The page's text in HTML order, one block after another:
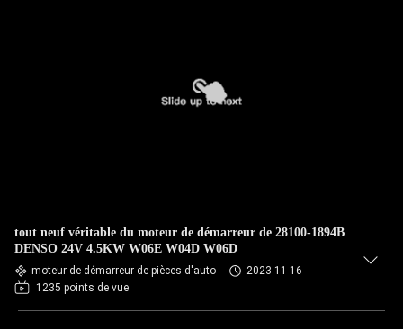
tout neuf véritable du moteur de démarreur de 28100-1894B
DENSO 24V 4.5KW W06E W04D W06D
moteur de démarreur de pièces d'auto
2023-11-16
1235 points de vue